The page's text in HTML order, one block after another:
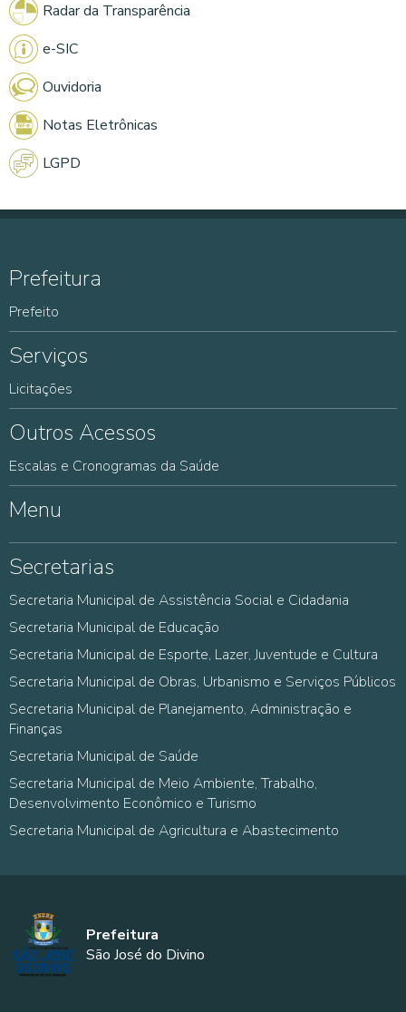
Radar da Transparência
e-SIC
Ouvidoria
Notas Eletrônicas
LGPD
Prefeitura
Prefeito
Serviços
Licitações
Outros Acessos
Escalas e Cronogramas da Saúde
Menu
Secretarias
Secretaria Municipal de Assistência Social e Cidadania
Secretaria Municipal de Educação
Secretaria Municipal de Esporte, Lazer, Juventude e Cultura
Secretaria Municipal de Obras, Urbanismo e Serviços Públicos
Secretaria Municipal de Planejamento, Administração e
Finanças
Secretaria Municipal de Saúde
Secretaria Municipal de Meio Ambiente, Trabalho,
Desenvolvimento Econômico e Turismo
Secretaria Municipal de Agricultura e Abastecimento
Prefeitura
São José do Divino